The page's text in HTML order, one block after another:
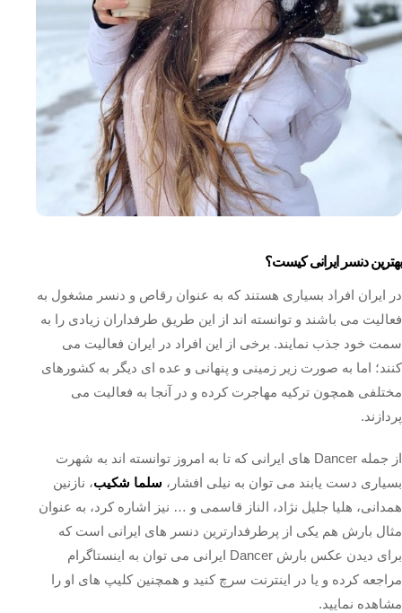
بهترین دنسر ایرانی کیست؟
در ایران افراد بسیاری هستند که به عنوان رقاص و دنسر مشغول به
فعالیت می باشند و توانسته‌ اند از این طریق طرفداران زیادی را به
سمت خود جذب نمایند. برخی از این افراد در ایران فعالیت می
کنند؛ اما به صورت زیر زمینی و پنهانی و عده ای دیگر به کشورهای
مختلفی همچون ترکیه مهاجرت کرده و در آنجا به فعالیت می
پردازند.
از جمله Dancer های ایرانی که تا به امروز توانسته اند به شهرت
بسیاری دست یابند می توان به نیلی افشار، سلما شکیب، نازنین
همدانی، هلیا جلیل نژاد، الناز قاسمی و … نیز اشاره کرد، به عنوان
مثال بارش هم یکی از پرطرفدارترین دنسر های ایرانی است که
برای دیدن عکس بارش Dancer ایرانی می توان به اینستاگرام
مراجعه کرده و یا در اینترنت سرچ کنید و همچنین کلیپ های او را
مشاهده نمایید.